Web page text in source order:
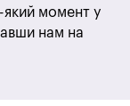
який момент у
нам на